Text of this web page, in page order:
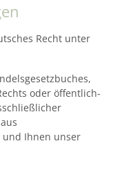
Recht unter
oder öffentlich-
und Ihnen unser